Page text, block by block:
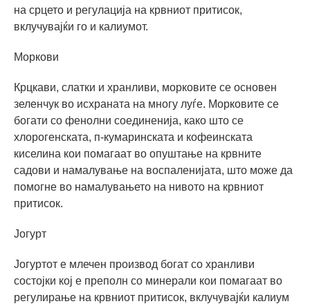
на срцето и регулација на крвниот притисок,
вклучувајќи го и калиумот.
Моркови
Крцкави, слатки и хранливи, морковите се основен
зеленчук во исхраната на многу луѓе. Морковите се
богати со фенолни соединенија, како што се
хлорогенската, п-кумаринската и кофеинската
киселина кои помагаат во опуштање на крвните
садови и намалување на воспаленијата, што може да
помогне во намалувањето на нивото на крвниот
притисок.
Јогурт
Јогуртот е млечен производ богат со хранливи
состојки кој е преполн со минерали кои помагаат во
регулирање на крвниот притисок, вклучувајќи калиум